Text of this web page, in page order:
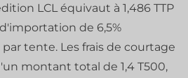
LCL équivaut à 1,486 TTP
de 6,5%
tente. Les frais de courtage
montant total de 1,4 T500,